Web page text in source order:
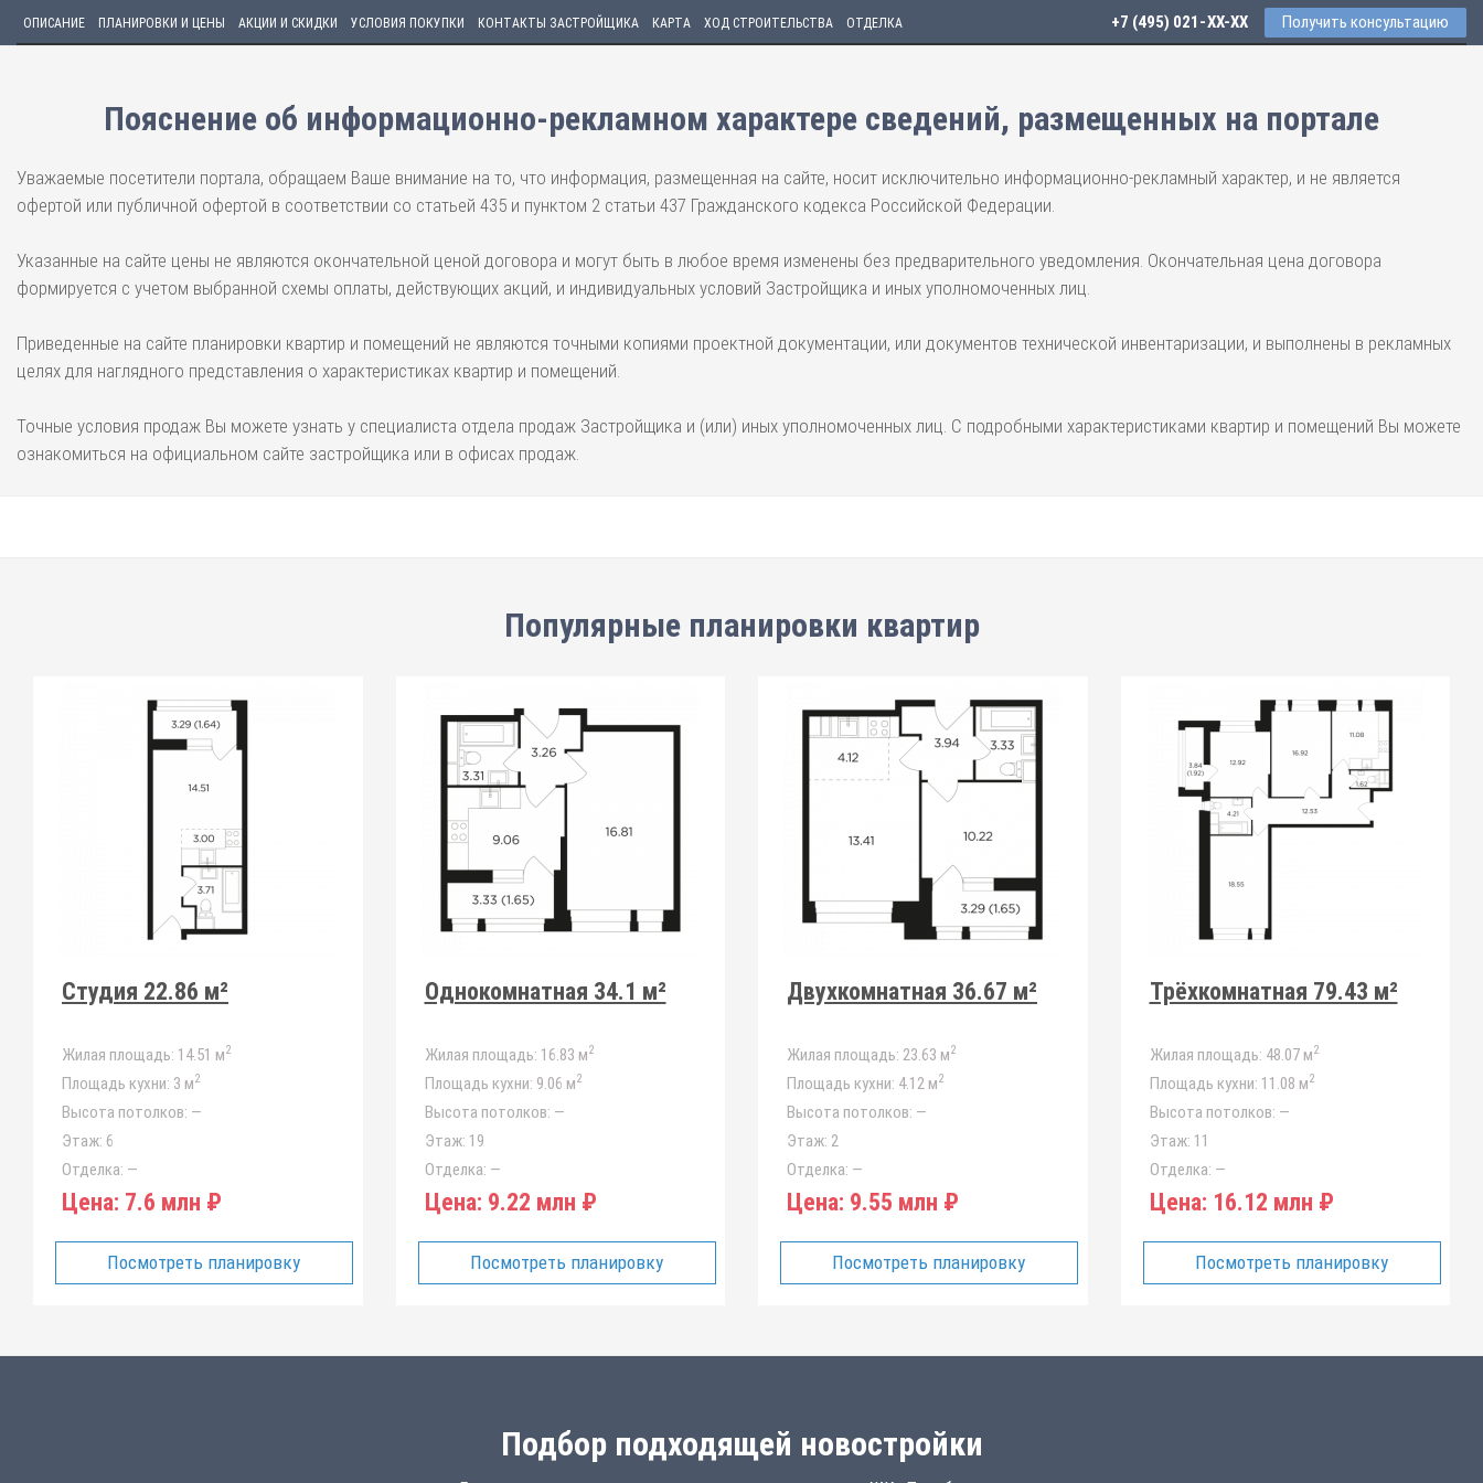
ОПИСАНИЕ ПЛАНИРОВКИ И ЦЕНЫ АКЦИИ И СКИДКИ УСЛОВИЯ ПОКУПКИ КОНТАКТЫ ЗАСТРОЙЩИКА КАРТА ХОД СТРОИТЕЛЬСТВА ОТДЕЛКА +7 (495) 021-41-76 Получить консультацию
Пояснение об информационно-рекламном характере сведений, размещенных на портале
Уважаемые посетители портала, обращаем Ваше внимание на то, что информация, размещенная на сайте, носит исключительно информационно-рекламный характер, и не является
офертой или публичной офертой в соответствии со статьей 435 и пунктом 2 статьи 437 Гражданского кодекса Российской Федерации.
Указанные на сайте цены не являются окончательной ценой договора и могут быть в любое время изменены без предварительного уведомления. Окончательная цена договора
формируется с учетом выбранной схемы оплаты, действующих акций, и индивидуальных условий Застройщика и иных уполномоченных лиц.
Приведенные на сайте планировки квартир и помещений не являются точными копиями проектной документации, или документов технической инвентаризации, и выполнены в рекламных
целях для наглядного представления о характеристиках квартир и помещений.
Точные условия продаж Вы можете узнать у специалиста отдела продаж Застройщика и (или) иных уполномоченных лиц. С подробными характеристиками квартир и помещений Вы можете
ознакомиться на официальном сайте застройщика или в офисах продаж.
Популярные планировки квартир
Студия 22.86 м²
Жилая площадь: 14.51 м2
Площадь кухни: 3 м2
Высота потолков: —
Этаж: 6
Отделка: —
Цена: 7.6 млн ₽
Посмотреть планировку
Однокомнатная 34.1 м²
Жилая площадь: 16.83 м2
Площадь кухни: 9.06 м2
Высота потолков: —
Этаж: 19
Отделка: —
Цена: 9.22 млн ₽
Посмотреть планировку
Двухкомнатная 36.67 м²
Жилая площадь: 23.63 м2
Площадь кухни: 4.12 м2
Высота потолков: —
Этаж: 2
Отделка: —
Цена: 9.55 млн ₽
Посмотреть планировку
Трёхкомнатная 79.43 м²
Жилая площадь: 48.07 м2
Площадь кухни: 11.08 м2
Высота потолков: —
Этаж: 11
Отделка: —
Цена: 16.12 млн ₽
Посмотреть планировку
Подбор подходящей новостройки